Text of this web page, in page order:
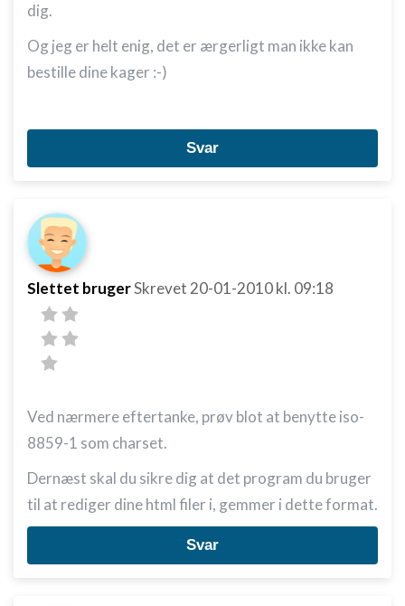
dig.
Og jeg er helt enig, det er ærgerligt man ikke kan
bestille dine kager :-)
Svar
Slettet brugerSkrevet 20-01-2010kl. 09:18
Ved nærmere eftertanke, prøv blot at benytte iso-
8859-1 som charset.
Dernæst skal du sikre dig at det program du bruger
til at rediger dine html filer i, gemmer i dette format.
Svar